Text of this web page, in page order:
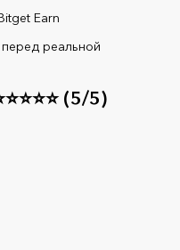
Earn
реальной
(5/5)